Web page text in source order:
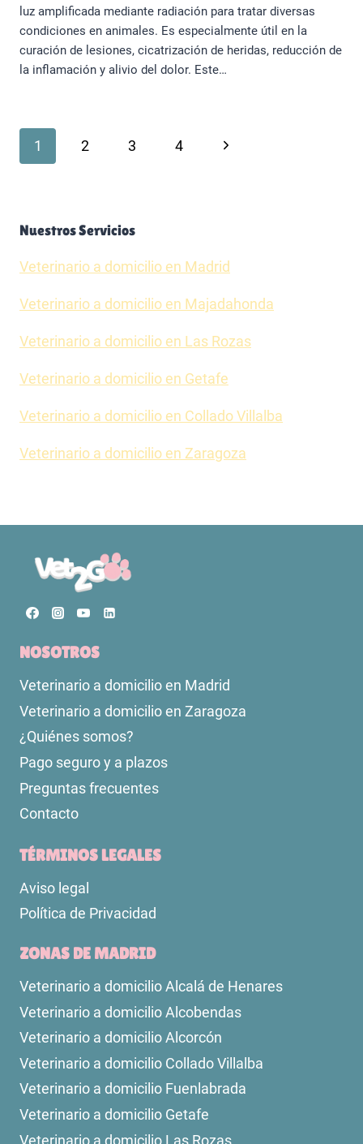
luz amplificada mediante radiación para tratar diversas
condiciones en animales. Es especialmente útil en la
curación de lesiones, cicatrización de heridas, reducción de
la inflamación y alivio del dolor. Este…
Navegación
página
1 2 3 4
Siguiente
Nuestros Servicios
Veterinario a domicilio en Madrid
Veterinario a domicilio en Majadahonda
Veterinario a domicilio en Las Rozas
Veterinario a domicilio en Getafe
Veterinario a domicilio en Collado Villalba
Veterinario a domicilio en Zaragoza
NOSOTROS
Veterinario a domicilio en Madrid
Veterinario a domicilio en Zaragoza
¿Quiénes somos?
Pago seguro y a plazos
Preguntas frecuentes
Contacto
TÉRMINOS LEGALES
Aviso legal
Política de Privacidad
ZONAS DE MADRID
Veterinario a domicilio Alcalá de Henares
Veterinario a domicilio Alcobendas
Veterinario a domicilio Alcorcón
Veterinario a domicilio Collado Villalba
Veterinario a domicilio Fuenlabrada
Veterinario a domicilio Getafe
Veterinario a domicilio Las Rozas